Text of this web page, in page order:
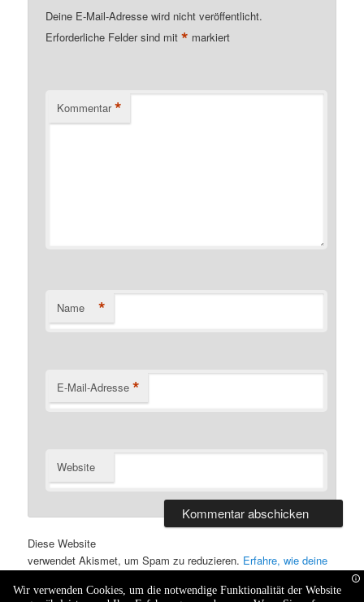
Deine E-Mail-Adresse wird nicht veröffentlicht.
Erforderliche Felder sind mit* markiert
Kommentar *
Name *
E-Mail-Adresse *
Website
Diese Website
verwendet Akismet, um Spam zu reduzieren. Erfahre, wie deine
Wir verwenden Cookies, um die notwendige Funktionalität der Website